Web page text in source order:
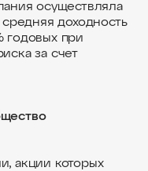
осуществляла
доходность
годовых при
за счет
акции которых